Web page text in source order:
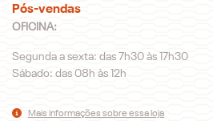
Pós-vendas
OFICINA:
Segunda a sexta: das 7h30 às 17h30
Sábado: das 08h às 12h
Mais informações sobre essa loja